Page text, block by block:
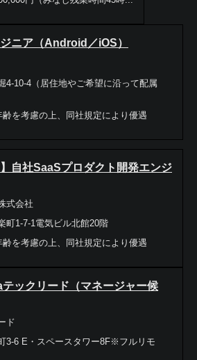
ニア（Android／iOS）
4-10-4（居住地やご希望に沿って配属
を考慮の上、同社規定により優遇
】自社SaaSプロダクト開発エンジ
式会社
町1-7-1電気ビル北館20階
を考慮の上、同社規定により優遇
テックリード（マネージャー候
ド
3-6 E・スペースタワー8F※フルリモ